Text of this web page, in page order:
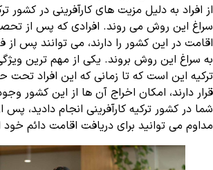
از افراد به دلیل مزیت های کارآفرینی در کشور
سراغ این روش می روند. افرادی که پس از
اقامت در این کشور را دارند، می توانند پس
به سراغ این روش بروند. یکی از مهم ترین
ترکیه این است که تا زمانی که این افراد تحت
قرار دارند، امکان اخراج آن ها از این کشور
مداوم می توانید برای دریافت اقامت دائم خود